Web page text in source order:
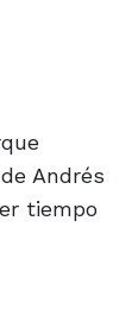
Andrés
tiempo